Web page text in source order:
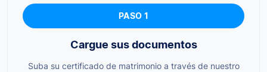
PASO 1
Cargue sus documentos
Suba su certificado de matrimonio a través de nuestro